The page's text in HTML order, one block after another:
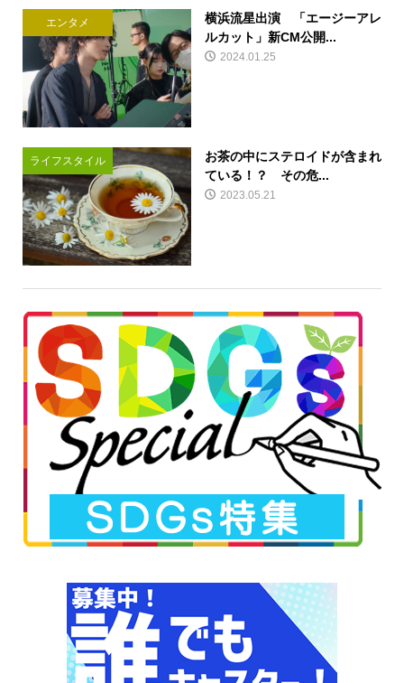
エンタメ
横浜流星出演 「エージーアレ
ルカット」新CM公開...
2024.01.25
ライフスタイル
お茶の中にステロイドが含まれ
ている！？ その危...
2023.05.21